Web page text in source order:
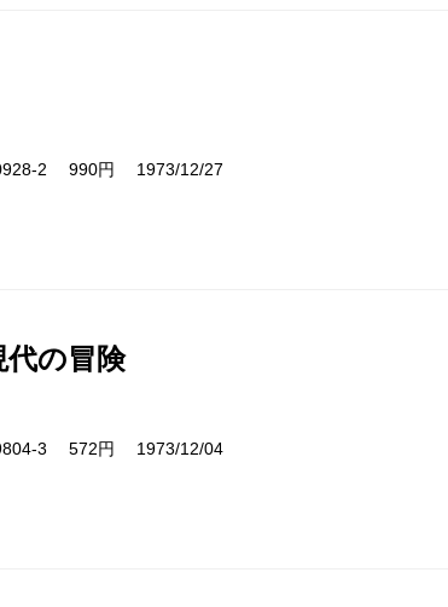
2 990円 1973/12/27
の冒険
3 572円 1973/12/04